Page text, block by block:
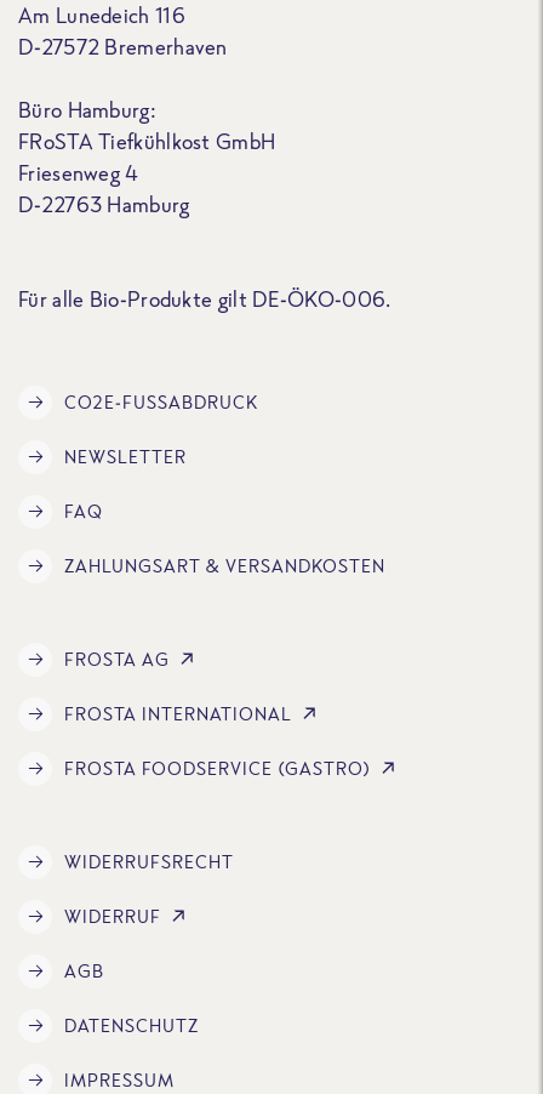
Am Lunedeich 116
D-27572 Bremerhaven
Büro Hamburg:
FRoSTA Tiefkühlkost GmbH
Friesenweg 4
D-22763 Hamburg
Für alle Bio-Produkte gilt DE-ÖKO-006.
CO2E-FUSSABDRUCK
NEWSLETTER
FAQ
ZAHLUNGSART & VERSANDKOSTEN
FROSTA AG
FROSTA INTERNATIONAL
FROSTA FOODSERVICE (GASTRO)
WIDERRUFSRECHT
WIDERRUF
AGB
DATENSCHUTZ
IMPRESSUM